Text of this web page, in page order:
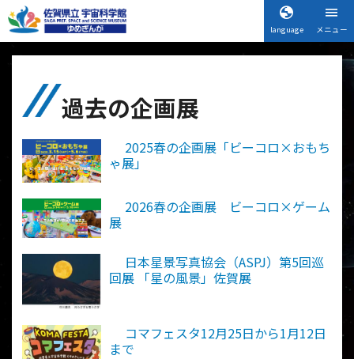
language メニュー
過去の企画展
2025春の企画展「ビーコロ×おもち
ゃ展」
2026春の企画展 ビーコロ×ゲーム
展
日本星景写真協会（ASPJ）第5回巡
回展 「星の風景」佐賀展
コマフェスタ12月25日から1月12日
まで